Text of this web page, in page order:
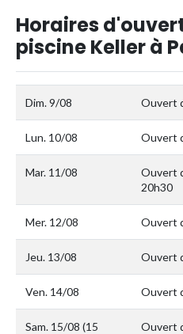
Horaires
piscine Keller à
Dim. 9/08 Ouvert
Lun. 10/08 Ouvert
Mar. 11/08
Ouvert
20h30
Mer. 12/08 Ouvert
Jeu. 13/08 Ouvert
Ven. 14/08 Ouvert
Sam. 15/08 (15
Ouvert